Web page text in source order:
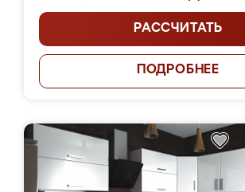
РАССЧИТАТЬ
ПОДРОБНЕЕ